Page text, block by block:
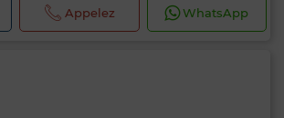
Appelez WhatsApp